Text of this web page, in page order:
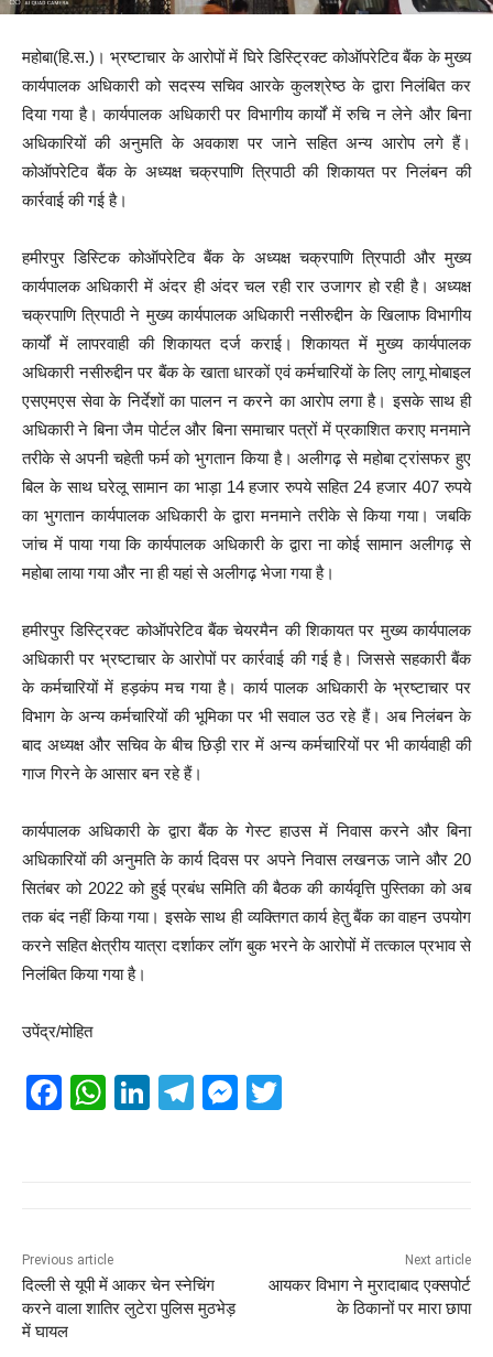
महोबा(हि.स.)। भ्रष्टाचार के आरोपों में घिरे डिस्ट्रिक्ट कोऑपरेटिव बैंक के मुख्य
कार्यपालक अधिकारी को सदस्य सचिव आरके कुलश्रेष्ठ के द्वारा निलंबित कर
दिया गया है। कार्यपालक अधिकारी पर विभागीय कार्यों में रुचि न लेने और बिना
अधिकारियों की अनुमति के अवकाश पर जाने सहित अन्य आरोप लगे हैं।
कोऑपरेटिव बैंक के अध्यक्ष चक्रपाणि त्रिपाठी की शिकायत पर निलंबन की
कार्रवाई की गई है।
हमीरपुर डिस्टिक कोऑपरेटिव बैंक के अध्यक्ष चक्रपाणि त्रिपाठी और मुख्य
कार्यपालक अधिकारी में अंदर ही अंदर चल रही रार उजागर हो रही है। अध्यक्ष
चक्रपाणि त्रिपाठी ने मुख्य कार्यपालक अधिकारी नसीरुद्दीन के खिलाफ विभागीय
कार्यों में लापरवाही की शिकायत दर्ज कराई। शिकायत में मुख्य कार्यपालक
अधिकारी नसीरुद्दीन पर बैंक के खाता धारकों एवं कर्मचारियों के लिए लागू मोबाइल
एसएमएस सेवा के निर्देशों का पालन न करने का आरोप लगा है। इसके साथ ही
अधिकारी ने बिना जैम पोर्टल और बिना समाचार पत्रों में प्रकाशित कराए मनमाने
तरीके से अपनी चहेती फर्म को भुगतान किया है। अलीगढ़ से महोबा ट्रांसफर हुए
बिल के साथ घरेलू सामान का भाड़ा 14 हजार रुपये सहित 24 हजार 407 रुपये
का भुगतान कार्यपालक अधिकारी के द्वारा मनमाने तरीके से किया गया। जबकि
जांच में पाया गया कि कार्यपालक अधिकारी के द्वारा ना कोई सामान अलीगढ़ से
महोबा लाया गया और ना ही यहां से अलीगढ़ भेजा गया है।
हमीरपुर डिस्ट्रिक्ट कोऑपरेटिव बैंक चेयरमैन की शिकायत पर मुख्य कार्यपालक
अधिकारी पर भ्रष्टाचार के आरोपों पर कार्रवाई की गई है। जिससे सहकारी बैंक
के कर्मचारियों में हड़कंप मच गया है। कार्य पालक अधिकारी के भ्रष्टाचार पर
विभाग के अन्य कर्मचारियों की भूमिका पर भी सवाल उठ रहे हैं। अब निलंबन के
बाद अध्यक्ष और सचिव के बीच छिड़ी रार में अन्य कर्मचारियों पर भी कार्यवाही की
गाज गिरने के आसार बन रहे हैं।
कार्यपालक अधिकारी के द्वारा बैंक के गेस्ट हाउस में निवास करने और बिना
अधिकारियों की अनुमति के कार्य दिवस पर अपने निवास लखनऊ जाने और 20
सितंबर को 2022 को हुई प्रबंध समिति की बैठक की कार्यवृत्ति पुस्तिका को अब
तक बंद नहीं किया गया। इसके साथ ही व्यक्तिगत कार्य हेतु बैंक का वाहन उपयोग
करने सहित क्षेत्रीय यात्रा दर्शाकर लॉग बुक भरने के आरोपों में तत्काल प्रभाव से
निलंबित किया गया है।
उपेंद्र/मोहित
F
o
o
k
W
p
p
Li
n
T
m
M
Previous article
दिल्ली से यूपी में आकर चेन स्नेचिंग
करने वाला शातिर लुटेरा पुलिस मुठभेड़
में घायल
Next article
आयकर विभाग ने मुरादाबाद एक्सपोर्ट
के ठिकानों पर मारा छापा